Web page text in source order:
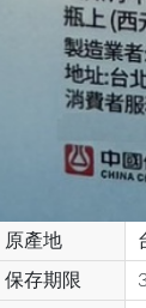
原產地
保存期限